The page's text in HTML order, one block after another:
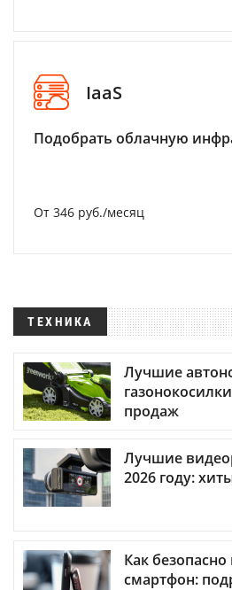
IaaS
Подобрать облачную
От 346 руб./месяц
ТЕХНИКА
Лучшие
продаж
Лучшие
2026 году:
Как
смартфон: